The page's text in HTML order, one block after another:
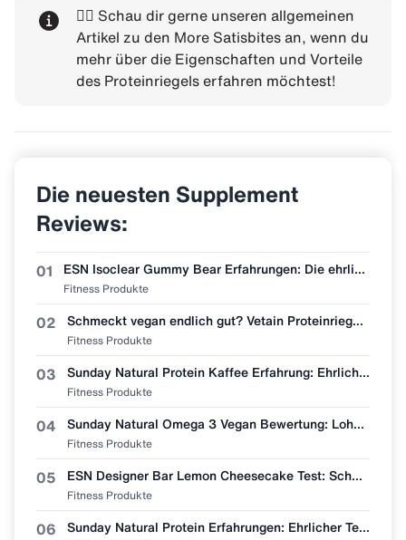
👉🏼 Schau dir gerne unseren allgemeinen
Artikel zu den More Satisbites an, wenn du
mehr über die Eigenschaften und Vorteile
des Proteinriegels erfahren möchtest!
Die neuesten Supplement
Reviews:
01 ESN Isoclear Gummy Bear Erfahrungen: Die ehrlichste Bewertung der neuen Sorte
Fitness Produkte
02 Schmeckt vegan endlich gut? Vetain Proteinriegel Zimtschnecke im Erfahrungsbericht
Fitness Produkte
03 Sunday Natural Protein Kaffee Erfahrung: Ehrliche Geschmacksbewertung
Fitness Produkte
04 Sunday Natural Omega 3 Vegan Bewertung: Lohnt sich der Wechsel vom Fischöl?
Fitness Produkte
05 ESN Designer Bar Lemon Cheesecake Test: Schmeckt wie Zitronenkuchen?
Fitness Produkte
06 Sunday Natural Protein Erfahrungen: Ehrlicher Test (Bio & Vegan?)